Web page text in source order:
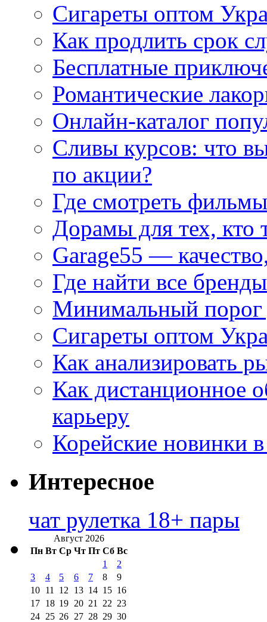
Сигареты оптом
Как продлить срок
Бесплатные
Романтические
Онлайн-каталог
Сливы курсов: что
по акции?
Где смотреть
Дорамы для тех, кто
Garage55 —
Где найти все
Минимальный порог
Сигареты оптом
Как анализировать
Как дистанционное
карьеру
Корейские новинки
Интересное
чат рулетка 18+ пары
Август 2026
Пн Вт Ср Чт Пт Сб Вс
1
2
3
4 5 6 7 8
9
10 11 12 13 14 15 16
17 18 19 20 21 22 23
24 25 26 27 28 29 30